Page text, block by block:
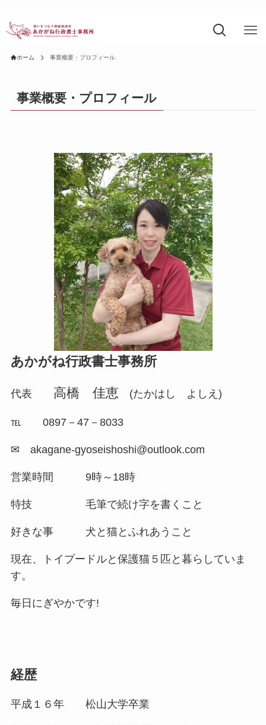
ホーム 事業概要・プロフィール
事業概要・プロフィール
あかがね行政書士事務所
代表 高橋 佳恵 (たかはし よしえ)
℡ 0897－47－8033
✉ akagane-gyoseishoshi@outlook.com
営業時間 9時～18時
特技 毛筆で続け字を書くこと
好きな事 犬と猫とふれあうこと
現在、トイプードルと保護猫５匹と暮らしていま
す。
毎日にぎやかです!
経歴
平成１６年 松山大学卒業